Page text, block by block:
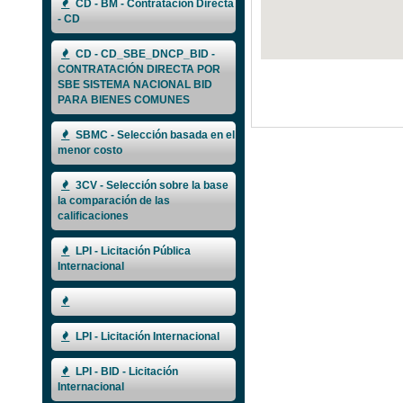
CD - BM - Contratación Directa
- CD
CD - CD_SBE_DNCP_BID -
CONTRATACIÓN DIRECTA POR
SBE SISTEMA NACIONAL BID
PARA BIENES COMUNES
SBMC - Selección basada en el
menor costo
3CV - Selección sobre la base
la comparación de las
calificaciones
LPI - Licitación Pública
Internacional
LPI - Licitación Internacional
LPI - BID - Licitación
Internacional